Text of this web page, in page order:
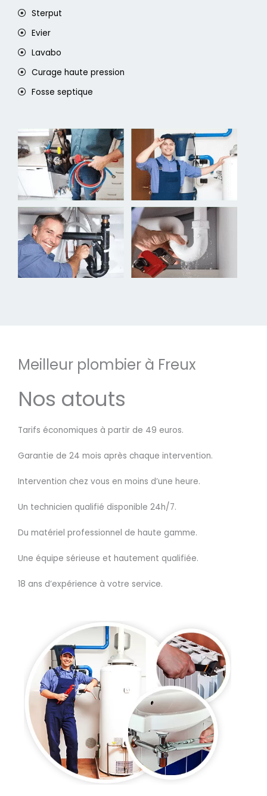
Sterput
Evier
Lavabo
Curage haute pression
Fosse septique
Meilleur plombier à Freux
Nos atouts
Tarifs économiques à partir de 49 euros.
Garantie de 24 mois après chaque intervention.
Intervention chez vous en moins d’une heure.
Un technicien qualifié disponible 24h/7.
Du matériel professionnel de haute gamme.
Une équipe sérieuse et hautement qualifiée.
18 ans d’expérience à votre service.